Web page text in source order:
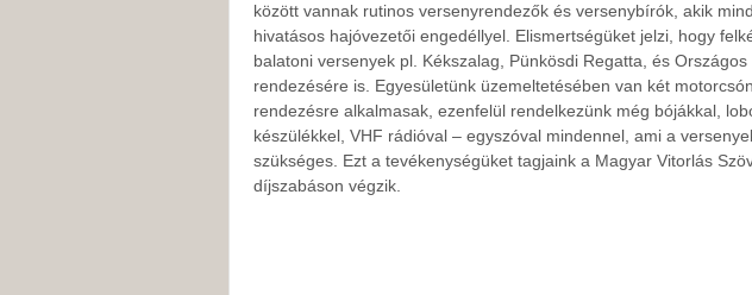
között vannak rutinos versenyrendezők és versenybírók, akik
hivatásos hajóvezetői engedéllyel. Elismertségüket jelzi, hogy
balatoni versenyek pl. Kékszalag, Pünkösdi Regatta, és
rendezésére is. Egyesületünk üzemeltetésében van két
rendezésre alkalmasak, ezenfelül rendelkezünk még bójákkal,
készülékkel, VHF rádióval – egyszóval mindennel, ami a
szükséges. Ezt a tevékenységüket tagjaink a Magyar Vitorlás
díjszabáson végzik.